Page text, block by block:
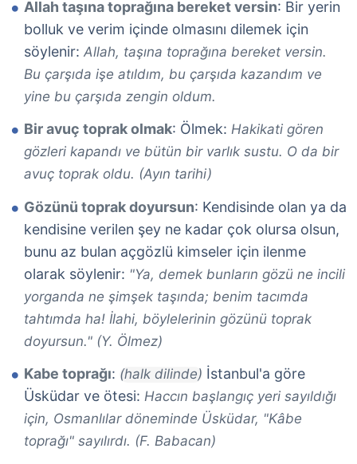
Allah taşına toprağına bereket versin: Bir yerin
bolluk ve verim içinde olmasını dilemek için
söylenir: Allah, taşına toprağına bereket versin.
Bu çarşıda işe atıldım, bu çarşıda kazandım ve
yine bu çarşıda zengin oldum.
Bir avuç toprak olmak: Ölmek: Hakikati gören
gözleri kapandı ve bütün bir varlık sustu. O da bir
avuç toprak oldu. (Ayın tarihi)
Gözünü toprak doyursun: Kendisinde olan ya da
kendisine verilen şey ne kadar çok olursa olsun,
bunu az bulan açgözlü kimseler için ilenme
olarak söylenir: "Ya, demek bunların gözü ne incili
yorganda ne şimşek taşında; benim tacımda
tahtımda ha! İlahi, böylelerinin gözünü toprak
doyursun." (Y. Ölmez)
Kabe toprağı: (halk dilinde) İstanbul'a göre
Üsküdar ve ötesi: Haccın başlangıç yeri sayıldığı
için, Osmanlılar döneminde Üsküdar, "Kâbe
toprağı" sayılırdı. (F. Babacan)